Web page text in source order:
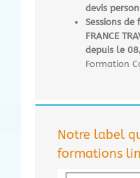
devis
Sessions
FRANCE
depuis le
Formation
Notre label
formations